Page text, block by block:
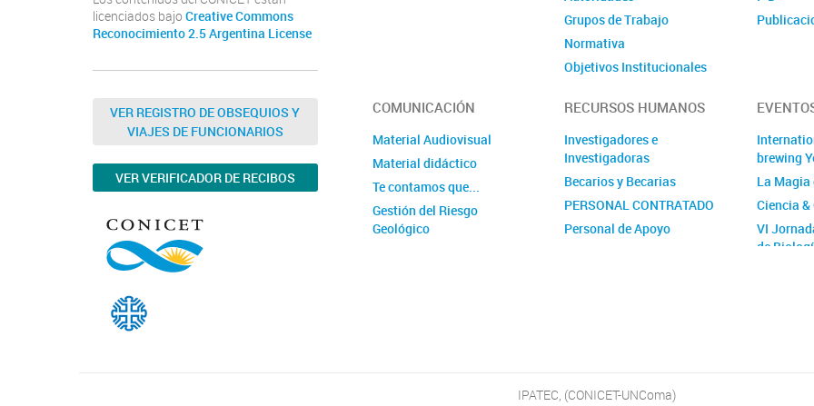
licenciados bajo Creative Commons
Reconocimiento 2.5 Argentina License
VER REGISTRO DE OBSEQUIOS Y
VIAJES DE FUNCIONARIOS
VER VERIFICADOR DE RECIBOS
Grupos de Trabajo
Normativa
Objetivos Institucionales
Comisión CIPREC IPATEC
Comisión CICUAL IPATEC
Comisión Seguridad y Salud
en el trabajo
Comisión de Comunicación
IPATEC
COMUNICACIÓN
Material Audiovisual
Material didáctico
Te contamos que...
Gestión del Riesgo
Geológico
RECURSOS HUMANOS
Investigadores e
Investigadoras
Becarios y Becarias
PERSONAL CONTRATADO
Personal de Apoyo
Convocatorias
brewing
La Magia
Ciencia &
VI
de
IPATEC, (CONICET-UNComa)